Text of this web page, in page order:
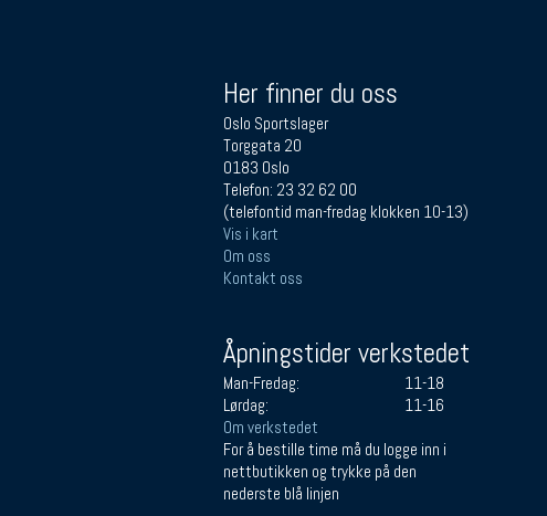
Her finner du oss
Oslo Sportslager
Torggata 20
0183 Oslo
Telefon: 23 32 62 00
(telefontid man-fredag klokken 10-13)
Vis i kart
Om oss
Kontakt oss
Åpningstider verkstedet
Man-Fredag:
11-18
Lørdag:
11-16
Om verkstedet
For å bestille time må du logge inn i
nettbutikken og trykke på den
nederste blå linjen